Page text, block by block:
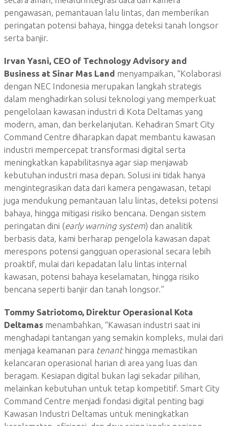
pengawasan, pemantauan lalu lintas, dan memberikan
peringatan potensi bahaya, hingga deteksi tanah longsor
serta banjir.
Irvan Yasni, CEO of Technology Advisory and
Business at Sinar Mas Land menyampaikan, “Kolaborasi
dengan NEC Indonesia merupakan langkah strategis
dalam menghadirkan solusi teknologi yang memperkuat
pengelolaan kawasan industri di Kota Deltamas yang
modern, aman, dan berkelanjutan. Kehadiran Smart City
Command Centre diharapkan dapat membantu kawasan
industri mempercepat transformasi digital serta
meningkatkan kapabilitasnya agar siap menjawab
kebutuhan industri masa depan. Solusi ini tidak hanya
mengintegrasikan data dari kamera pengawasan, tetapi
juga mendukung pemantauan lalu lintas, deteksi potensi
bahaya, hingga mitigasi risiko bencana. Dengan sistem
peringatan dini (early warning system) dan analitik
berbasis data, kami berharap pengelola kawasan dapat
merespons potensi gangguan operasional secara lebih
proaktif, mulai dari kepadatan lalu lintas internal
kawasan, potensi bahaya keselamatan, hingga risiko
bencana seperti banjir dan tanah longsor.”
Tommy Satriotomo, Direktur Operasional Kota
Deltamas menambahkan, “Kawasan industri saat ini
menghadapi tantangan yang semakin kompleks, mulai dari
menjaga keamanan para tenanthingga memastikan
kelancaran operasional harian di area yang luas dan
beragam. Kesiapan digital bukan lagi sekadar pilihan,
melainkan kebutuhan untuk tetap kompetitif. Smart City
Command Centre menjadi fondasi digital penting bagi
Kawasan Industri Deltamas untuk meningkatkan